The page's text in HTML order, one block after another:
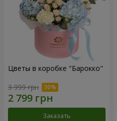
Цветы в коробке "Барокко"
3 999 грн
Заказать